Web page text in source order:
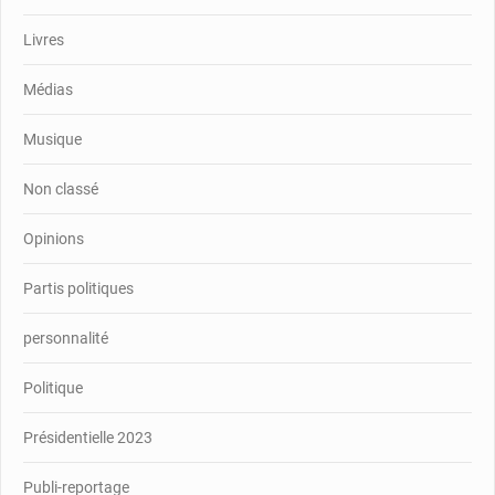
Livres
Médias
Musique
Non classé
Opinions
Partis politiques
personnalité
Politique
Présidentielle 2023
Publi-reportage